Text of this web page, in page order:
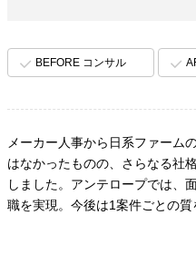
BEFORE コンサル
メーカー人事から日系ファーム
はなかったものの、さらなる社
しました。アンテロープでは、
職を実現。今後は1案件ごとの質